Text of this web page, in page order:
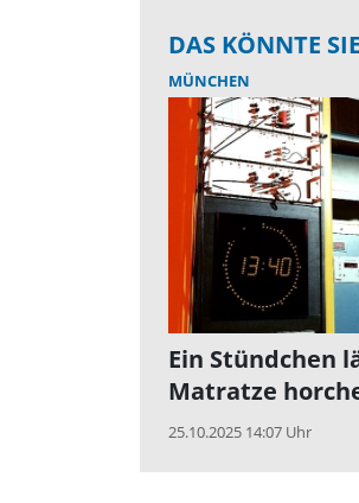
DAS KÖNNTE
MÜNCHEN
Ein Stündchen
Matratze
25.10.2025 14:07 Uhr